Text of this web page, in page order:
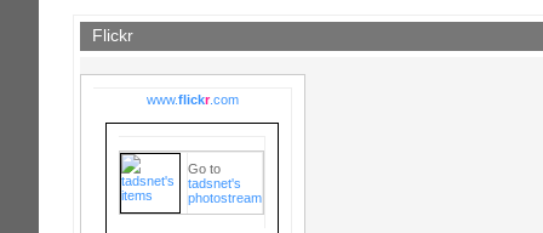
Flickr
www.flickr.com
Go to
tadsnet's
photostream